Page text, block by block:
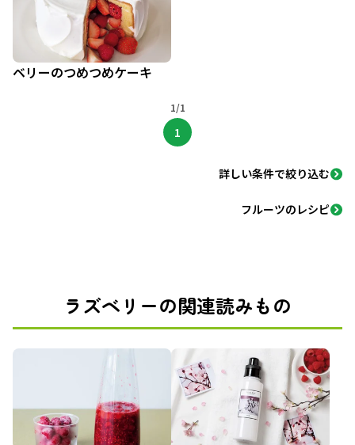
ベリーのつめつめケーキ
1/1
1
詳しい条件で絞り込む
フルーツのレシピ
ラズベリーの関連読みもの